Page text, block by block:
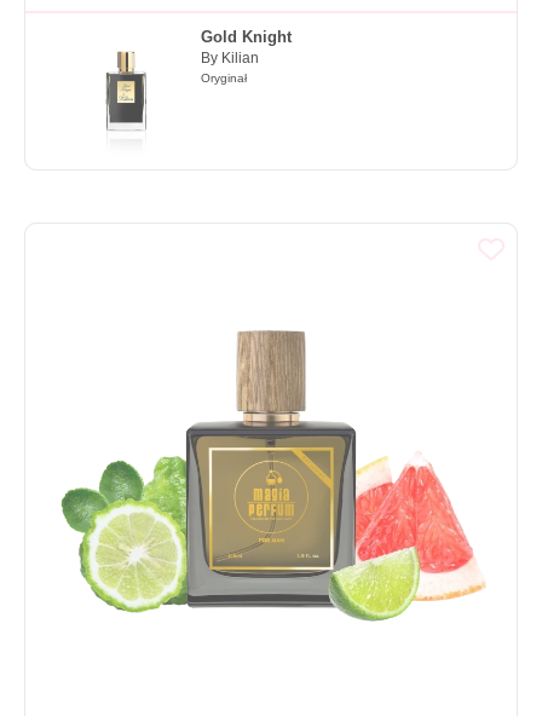
Gold Knight
By Kilian
Oryginał